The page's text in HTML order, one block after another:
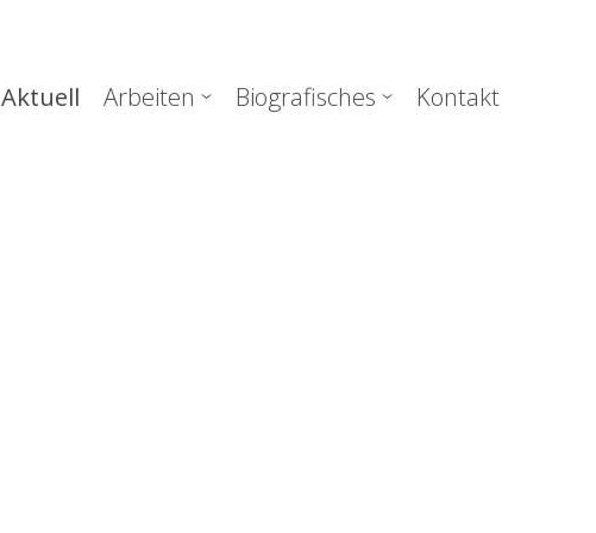
Hauptnavigation
Aktuell Arbeiten Biografisches Kontakt